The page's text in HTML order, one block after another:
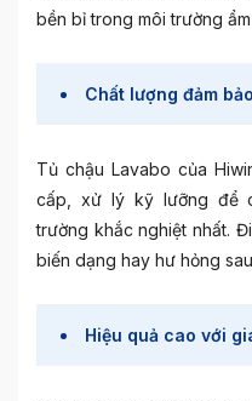
bền bỉ trong môi trường
Chất lượng đảm bảo
Tủ chậu Lavabo của
cấp, xử lý kỹ lưỡng để
trường khắc nghiệt nhất.
biến dạng hay hư hỏng
Hiệu quả cao với